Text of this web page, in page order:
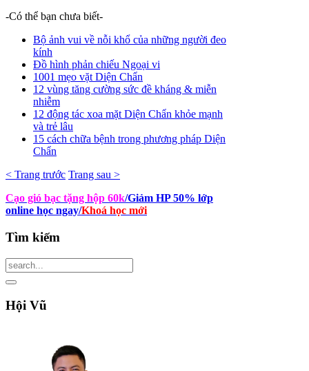
-Có thể bạn chưa biết-
Bộ ảnh vui về nỗi khổ của những người đeo
kính
Đồ hình phản chiếu Ngoại vi
1001 mẹo vặt Diện Chẩn
12 vùng tăng cường sức đề kháng & miễn
nhiễm
12 động tác xoa mặt Diện Chẩn khỏe mạnh
và trẻ lâu
15 cách chữa bệnh trong phương pháp Diện
Chẩn
< Trang trước Trang sau >
Cạo gió bạc tặng hộp 60k/Giảm HP 50% lớp
online học ngay/Khoá học mới
Tìm kiếm
Hội Vũ